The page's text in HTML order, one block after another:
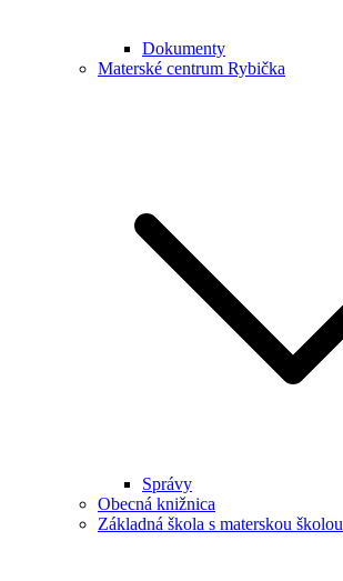
Dokumenty
Materské centrum Rybička
Správy
Obecná knižnica
Základná škola s materskou školou